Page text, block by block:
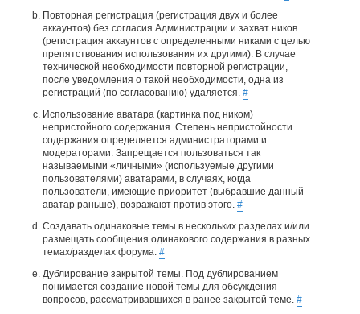
Повторная регистрация (регистрация двух и более
аккаунтов) без согласия Администрации и захват ников
(регистрация аккаунтов с определенными никами с целью
препятствования использования их другими). В случае
технической необходимости повторной регистрации,
после уведомления о такой необходимости, одна из
регистраций (по согласованию) удаляется. #
Использование аватара (картинка под ником)
непристойного содержания. Степень непристойности
содержания определяется администраторами и
модераторами. Запрещается пользоваться так
называемыми «личными» (используемые другими
пользователями) аватарами, в случаях, когда
пользователи, имеющие приоритет (выбравшие данный
аватар раньше), возражают против этого. #
Создавать одинаковые темы в нескольких разделах и/или
размещать сообщения одинакового содержания в разных
темах/разделах форума. #
Дублирование закрытой темы. Под дублированием
понимается создание новой темы для обсуждения
вопросов, рассматривавшихся в ранее закрытой теме. #